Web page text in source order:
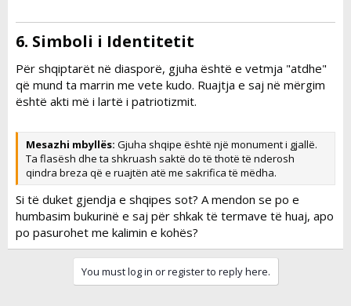
6. Simboli i Identitetit​
Për shqiptarët në diasporë, gjuha është e vetmja "atdhe"
që mund ta marrin me vete kudo. Ruajtja e saj në mërgim
është akti më i lartë i patriotizmit.
Mesazhi mbyllës: Gjuha shqipe është një monument i gjallë.
Ta flasësh dhe ta shkruash saktë do të thotë të nderosh
qindra breza që e ruajtën atë me sakrifica të mëdha.
Si të duket gjendja e shqipes sot? A mendon se po e
humbasim bukurinë e saj për shkak të termave të huaj, apo
po pasurohet me kalimin e kohës?
You must log in or register to reply here.